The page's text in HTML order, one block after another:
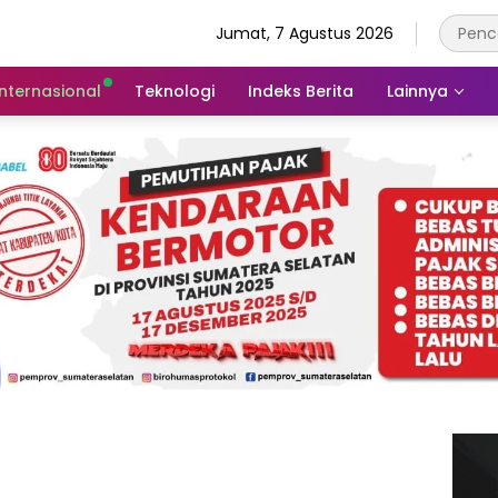
Jumat, 7 Agustus 2026
Teknologi Indeks Berita Lainnya